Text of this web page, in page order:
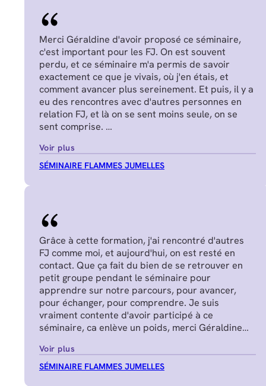
Merci Géraldine d'avoir proposé ce séminaire,
c'est important pour les FJ. On est souvent
perdu, et ce séminaire m'a permis de savoir
exactement ce que je vivais, où j'en étais, et
comment avancer plus sereinement. Et puis, il y a
eu des rencontres avec d'autres personnes en
relation FJ, et là on se sent moins seule, on se
sent comprise.
Voir plus
SÉMINAIRE FLAMMES JUMELLES
Grâce à cette formation, j'ai rencontré d'autres
FJ comme moi, et aujourd'hui, on est resté en
contact. Que ça fait du bien de se retrouver en
petit groupe pendant le séminaire pour
apprendre sur notre parcours, pour avancer,
pour échanger, pour comprendre. Je suis
vraiment contente d'avoir participé à ce
séminaire, ca enlève un poids, merci Géraldine
Voir plus
SÉMINAIRE FLAMMES JUMELLES